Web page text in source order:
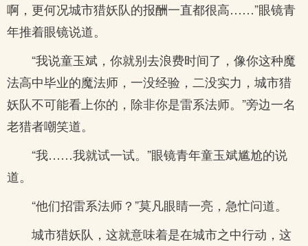
啊，更何况城市猎妖队的报酬一直都很高……”眼镜青
年推着眼镜说道。
“我说童玉斌，你就别去浪费时间了，像你这种魔
法高中毕业的魔法师，一没经验，二没实力，城市猎
妖队不可能看上你的，除非你是雷系法师。”旁边一名
老猎者嘲笑道。
“我……我就试一试。”眼镜青年童玉斌尴尬的说
道。
“他们招雷系法师？”莫凡眼睛一亮，急忙问道。
城市猎妖队，这就意味着是在城市之中行动，这